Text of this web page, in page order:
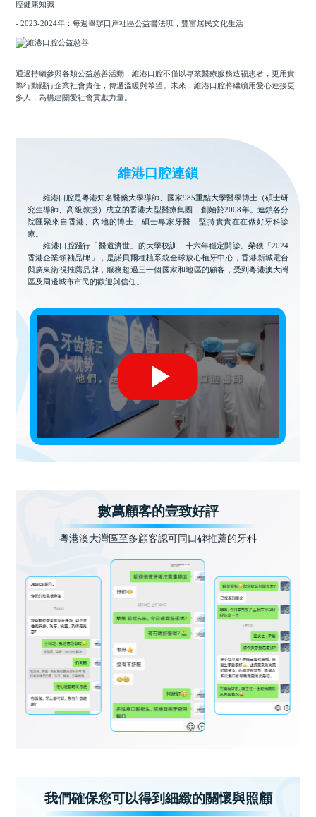
腔健康知識
- 2023-2024年：每週舉辦口岸社區公益書法班，豐富居民文化生活
通過持續參與各類公益慈善活動，維港口腔不僅以專業醫療服務造福患者，更用實
際行動踐行企業社會責任，傳遞溫暖與希望。未來，維港口腔將繼續用愛心連接更
多人，為構建關愛社會貢獻力量。
維港口腔連鎖
維港口腔是粵港知名醫藥大學導師、國家985重點大學醫學博士（碩士研
究生導師、高級教授）成立的香港大型醫療集團，創始於2008年。連鎖各分
院匯聚來自香港、內地的博士、碩士專家牙醫，堅持實實在在做好牙科診
療。
維港口腔踐行「醫道濟世」的大學校訓，十六年穩定開診。榮獲「2024
香港企業領袖品牌」，是諾貝爾種植系統全球放心植牙中心，香港新城電台
與廣東衛視推薦品牌，服務超過三十個國家和地區的顧客，受到粵港澳大灣
區及周邊城市市民的歡迎與信任。
數萬顧客的壹致好評
粵港澳大灣區至多顧客認可同口碑推薦的牙科
我們確保您可以得到細緻的關懷與照顧